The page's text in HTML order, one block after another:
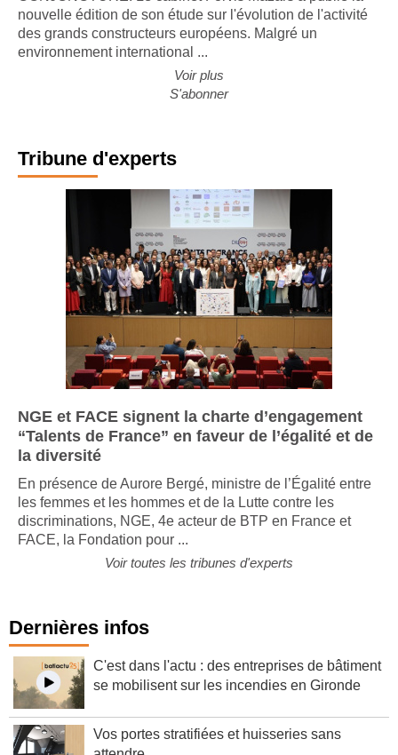
CONJONCTURE. Le cabinet Forvis Mazars a publié la
nouvelle édition de son étude sur l'évolution de l'activité
des grands constructeurs européens. Malgré un
Voir plus
Tribune d'experts
NGE et FACE signent la charte d’engagement
“Talents de France” en faveur de l’égalité et de
En présence de Aurore Bergé, ministre de l’Égalité entre
les femmes et les hommes et de la Lutte contre les
discriminations, NGE, 4e acteur de BTP en France et
Dernières infos
C'est dans l'actu : des entreprises de bâtiment
Vos portes stratifiées et huisseries sans